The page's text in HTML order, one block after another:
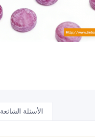
الأسئلة الشائعة